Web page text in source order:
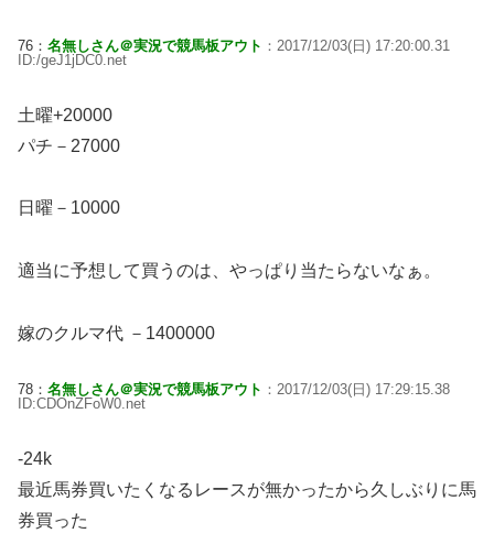
76： 名無しさん＠実況で競馬板アウト ：2017/12/03(日) 17:20:00.31
ID:/geJ1jDC0.net
土曜+20000
パチ－27000
日曜－10000
適当に予想して買うのは、やっぱり当たらないなぁ。
嫁のクルマ代 －1400000
78： 名無しさん＠実況で競馬板アウト ：2017/12/03(日) 17:29:15.38
ID:CDOnZFoW0.net
-24k
最近馬券買いたくなるレースが無かったから久しぶりに馬
券買った